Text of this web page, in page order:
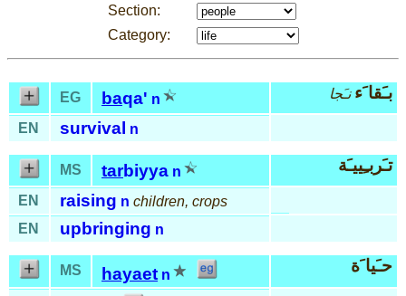
Section:
Category:
EG baqa' n بـَقا َء نـَجا
EN survival n
MS tarbiyya n تـَربـِييـَة
EN raising n children, crops
EN
upbringing n
MS hayaet n حـَيا َة